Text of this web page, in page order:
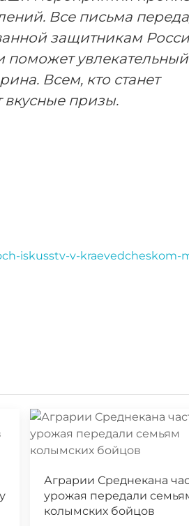
Все письма
защитникам
поможет увлекательный
Всем, кто станет
вкусные призы.
iskusstv-v-kraevedcheskom-
Аграрии Среднекана
урожая передали
колымских бойцов